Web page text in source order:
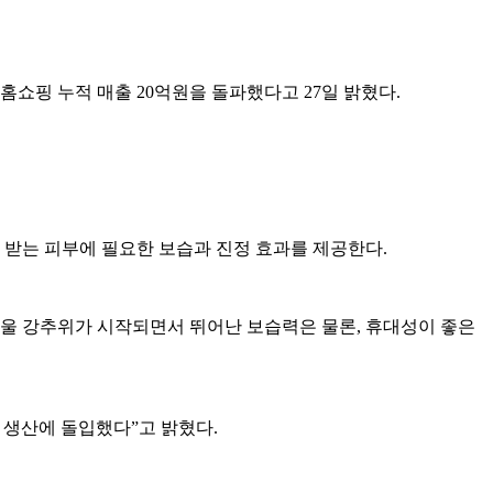
쇼핑 누적 매출 20억원을 돌파했다고 27일 밝혔다.
는 피부에 필요한 보습과 진정 효과를 제공한다.
강추위가 시작되면서 뛰어난 보습력은 물론, 휴대성이 좋은
산에 돌입했다”고 밝혔다.